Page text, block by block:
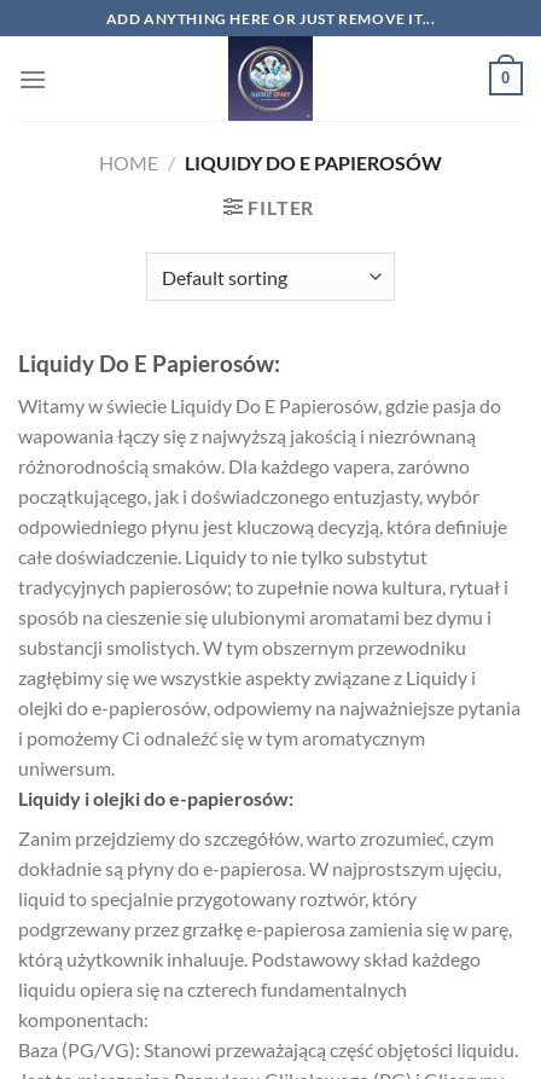
to
content
ADD ANYTHING HERE OR JUST REMOVE IT...
0
HOME / LIQUIDY DO E PAPIEROSÓW
FILTER
Liquidy Do E Papierosów:
Witamy w świecie Liquidy Do E Papierosów, gdzie pasja do
wapowania łączy się z najwyższą jakością i niezrównaną
różnorodnością smaków. Dla każdego vapera, zarówno
początkującego, jak i doświadczonego entuzjasty, wybór
odpowiedniego płynu jest kluczową decyzją, która definiuje
całe doświadczenie. Liquidy to nie tylko substytut
tradycyjnych papierosów; to zupełnie nowa kultura, rytuał i
sposób na cieszenie się ulubionymi aromatami bez dymu i
substancji smolistych. W tym obszernym przewodniku
zagłębimy się we wszystkie aspekty związane z Liquidy i
olejki do e-papierosów, odpowiemy na najważniejsze pytania
i pomożemy Ci odnaleźć się w tym aromatycznym
uniwersum.
Liquidy i olejki do e-papierosów:
Zanim przejdziemy do szczegółów, warto zrozumieć, czym
dokładnie są płyny do e-papierosa. W najprostszym ujęciu,
liquid to specjalnie przygotowany roztwór, który
podgrzewany przez grzałkę e-papierosa zamienia się w parę,
którą użytkownik inhaluuje. Podstawowy skład każdego
liquidu opiera się na czterech fundamentalnych
komponentach:
Baza (PG/VG): Stanowi przeważającą część objętości liquidu.